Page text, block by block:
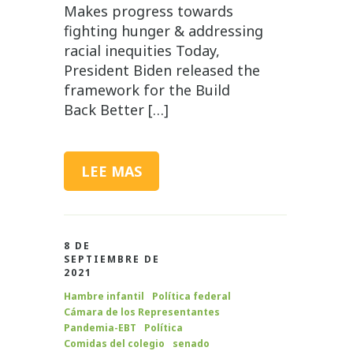
Makes progress towards
fighting hunger & addressing
racial inequities Today,
President Biden released the
framework for the Build
Back Better […]
LEE MAS
8 DE
SEPTIEMBRE DE
2021
Hambre infantil
Política federal
Cámara de los Representantes
Pandemia-EBT
Política
Comidas del colegio
senado